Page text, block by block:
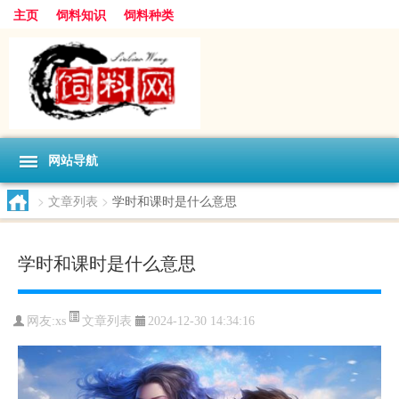
主页 饲料知识 饲料种类
网站导航
> 文章列表 > 学时和课时是什么意思
学时和课时是什么意思
网友:xs 文章列表 2024-12-30 14:34:16